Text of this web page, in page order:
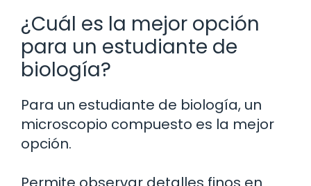
¿Cuál es la mejor opción
para un estudiante de
biología?
Para un estudiante de biología, un
microscopio compuesto es la mejor
opción.